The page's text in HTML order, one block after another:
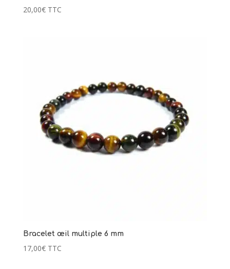
20,00€ TTC
Bracelet œil multiple 6 mm
17,00€ TTC